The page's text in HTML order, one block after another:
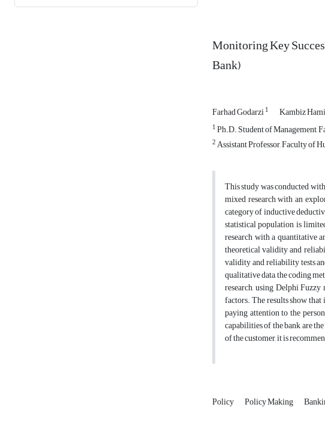
Monitoring Key
Bank)
Farhad Godarzi1 Kambiz
1Ph.D. Student of Management,
2Assistant Professor, Faculty of
This study was conducted
mixed research with an
category of inductive
statistical population is
research with a quantitative
theoretical validity and
validity and reliability tests
qualitative data, the coding
research, using Delphi
factors. The results show
paying attention to the
capabilities of the bank are
of the customer, it is
Policy Policy Making